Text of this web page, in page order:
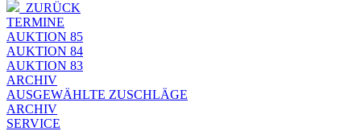
ZURÜCK
TERMINE
AUKTION 85
AUKTION 84
AUKTION 83
ARCHIV
AUSGEWÄHLTE ZUSCHLÄGE
ARCHIV
SERVICE